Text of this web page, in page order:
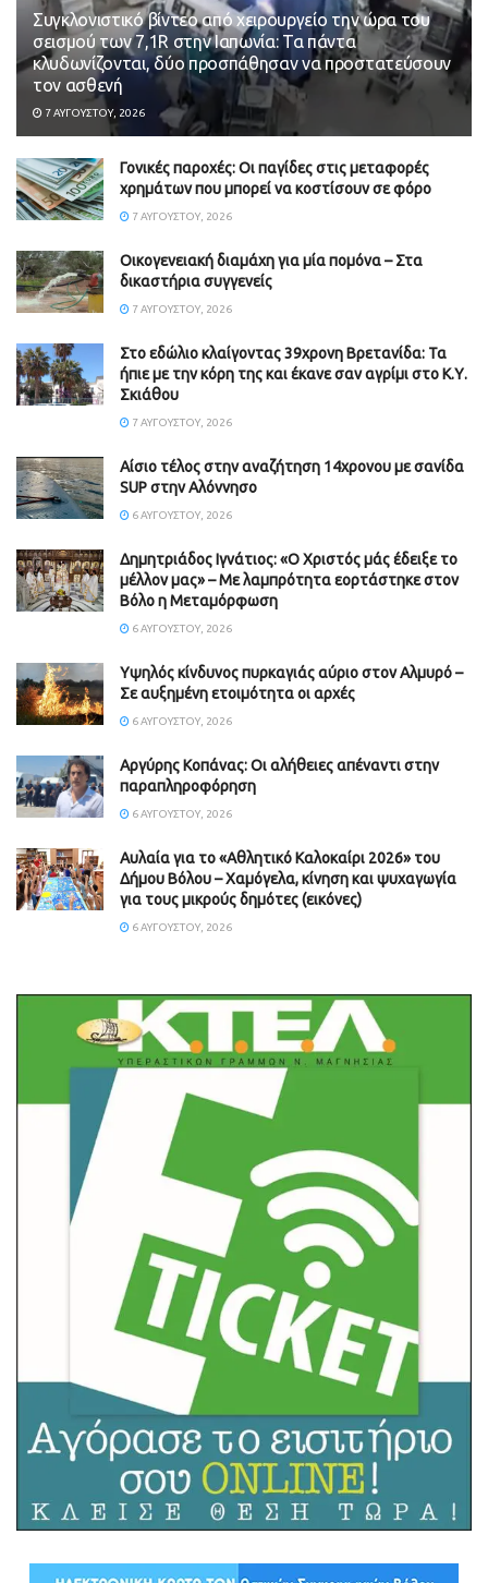
Συγκλονιστικό βίντεο από χειρουργείο την ώρα του
σεισμού των 7,1R στην Ιαπωνία: Τα πάντα
κλυδωνίζονται, δύο προσπάθησαν να προστατεύσουν
τον ασθενή
7 ΑΥΓΟΎΣΤΟΥ, 2026
Γονικές παροχές: Οι παγίδες στις μεταφορές
χρημάτων που μπορεί να κοστίσουν σε φόρο
7 ΑΥΓΟΎΣΤΟΥ, 2026
Οικογενειακή διαμάχη για μία πομόνα – Στα
δικαστήρια συγγενείς
7 ΑΥΓΟΎΣΤΟΥ, 2026
Στο εδώλιο κλαίγοντας 39χρονη Βρετανίδα: Τα
ήπιε με την κόρη της και έκανε σαν αγρίμι στο Κ.Υ.
Σκιάθου
7 ΑΥΓΟΎΣΤΟΥ, 2026
Αίσιο τέλος στην αναζήτηση 14χρονου με σανίδα
SUP στην Αλόννησο
6 ΑΥΓΟΎΣΤΟΥ, 2026
Δημητριάδος Ιγνάτιος: «Ο Χριστός μάς έδειξε το
μέλλον μας» – Με λαμπρότητα εορτάστηκε στον
Βόλο η Μεταμόρφωση
6 ΑΥΓΟΎΣΤΟΥ, 2026
Υψηλός κίνδυνος πυρκαγιάς αύριο στον Αλμυρό –
Σε αυξημένη ετοιμότητα οι αρχές
6 ΑΥΓΟΎΣΤΟΥ, 2026
Aργύρης Κοπάνας: Οι αλήθειες απέναντι στην
παραπληροφόρηση
6 ΑΥΓΟΎΣΤΟΥ, 2026
Αυλαία για το «Αθλητικό Καλοκαίρι 2026» του
Δήμου Βόλου – Χαμόγελα, κίνηση και ψυχαγωγία
για τους μικρούς δημότες (εικόνες)
6 ΑΥΓΟΎΣΤΟΥ, 2026